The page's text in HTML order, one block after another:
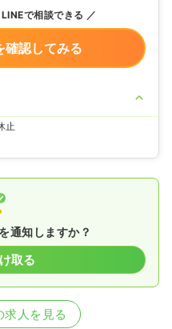
で相談できる
確認してみる
止
通知しますか？
取る
求人を見る